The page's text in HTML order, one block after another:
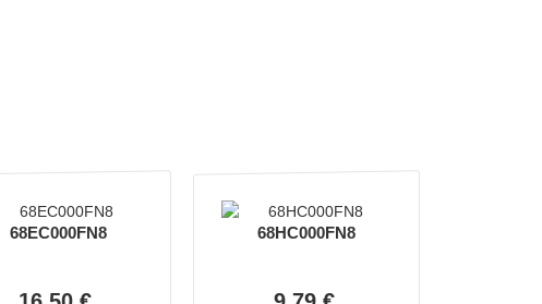
68EC000FN8 68HC000FN8